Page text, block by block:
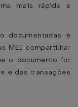
mais rápida e
documentadas e
MEI compartilhar
o documento for
e das transações